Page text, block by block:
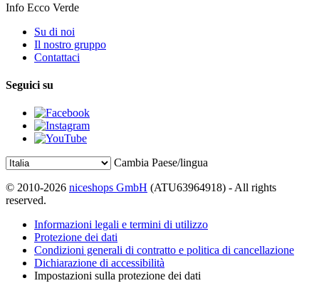
Info Ecco Verde
Su di noi
Il nostro gruppo
Contattaci
Seguici su
Cambia Paese/lingua
© 2010-2026 niceshops GmbH (ATU63964918) - All rights
reserved.
Informazioni legali e termini di utilizzo
Protezione dei dati
Condizioni generali di contratto e politica di cancellazione
Dichiarazione di accessibilità
Impostazioni sulla protezione dei dati